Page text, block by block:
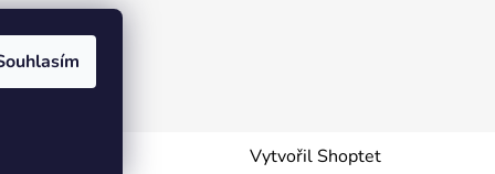
Vytvořil Shoptet